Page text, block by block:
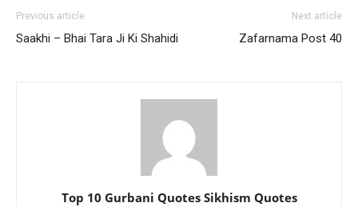
Previous article
Saakhi – Bhai Tara Ji Ki Shahidi
Next article
Zafarnama Post 40
Top 10 Gurbani Quotes Sikhism Quotes